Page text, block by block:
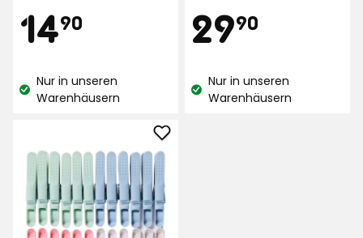
5
Sternen,
auf
381
Preis
1490
€
Lagerbestand:
Nur in unseren
Warenhäusern
Preis
2990
€
Lagerbestand:
Nur in unseren
Warenhäusern
Wäscheklammern
Favoriten
hinzufügen